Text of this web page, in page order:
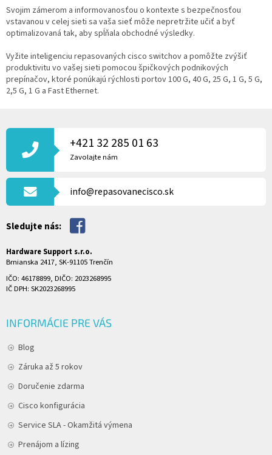
V
K
Y
Ý
P
I
Svojim zámerom a informovanosťou o kontexte s bezpečnosťou
vstavanou v celej sieti sa vaša sieť môže nepretržite učiť a byť
optimalizovaná tak, aby spĺňala obchodné výsledky.
Vyžite inteligenciu repasovaných cisco switchov a pomôžte zvýšiť
produktivitu vo vašej sieti pomocou špičkových podnikových
prepínačov, ktoré ponúkajú rýchlosti portov 100 G, 40 G, 25 G, 1 G, 5 G,
2,5 G, 1 G a Fast Ethernet.
Á
T
+421 32 285 01 63
Zavolajte nám
info@repasovanecisco.sk
Sledujte nás:
Hardware Support s.r.o.
Brnianska 2417, SK-91105 Trenčín
IČO: 46178899, DIČO: 2023268995
IČ DPH: SK2023268995
INFORMÁCIE PRE VÁS
Blog
Záruka až 5 rokov
Doručenie zdarma
Cisco konfigurácia
Service SLA - Okamžitá výmena
Prenájom a lízing